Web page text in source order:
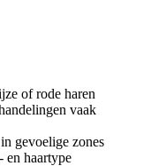
of rode haren
vaak
gevoelige zones
en haartype